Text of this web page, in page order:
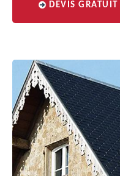
DEVIS GRATUIT